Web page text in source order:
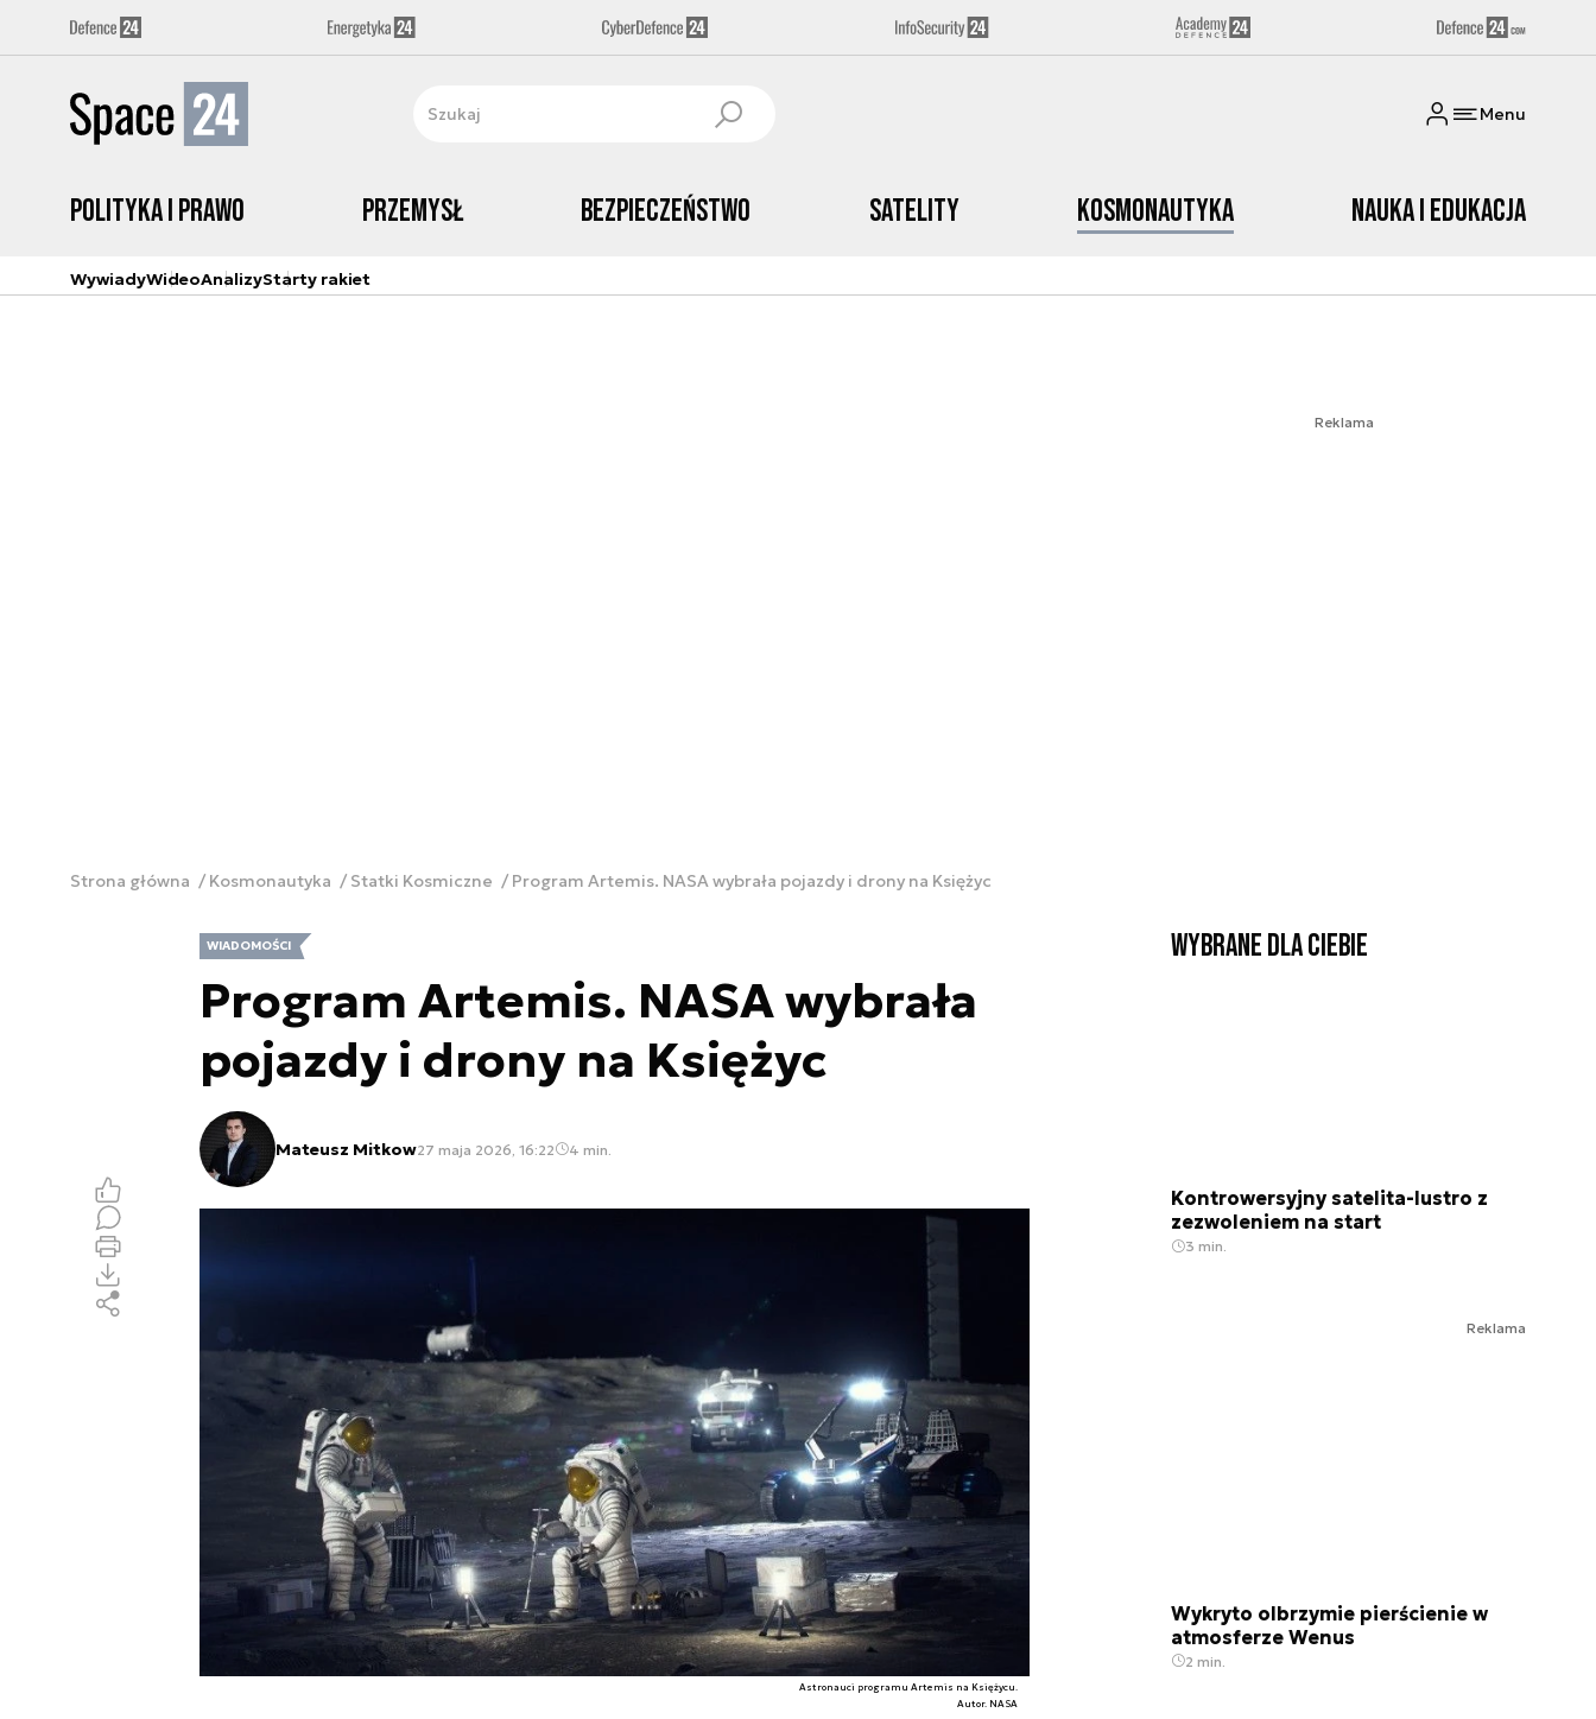
Menu
Polityka i prawo Przemysł Bezpieczeństwo Satelity Kosmonautyka Nauka i edukacja
WywiadyWideoAnalizyStarty rakiet
Reklama
Strona główna Kosmonautyka Statki Kosmiczne Program Artemis. NASA wybrała pojazdy i drony na Księżyc
WIADOMOŚCI
Program Artemis. NASA wybrała
pojazdy i drony na Księżyc
Mateusz Mitkow27 maja 2026, 16:22 4 min.
Astronauci programu Artemis na Księżycu.
Autor. NASA
Wybrane dla Ciebie
Kontrowersyjny satelita-lustro z
zezwoleniem na start
3 min.
Reklama
Wykryto olbrzymie pierścienie w
atmosferze Wenus
2 min.